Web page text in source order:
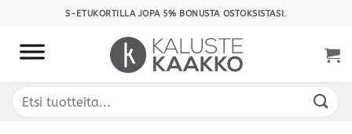
content
S-ETUKORTILLA JOPA 5% BONUSTA OSTOKSISTASI.
Etsi: